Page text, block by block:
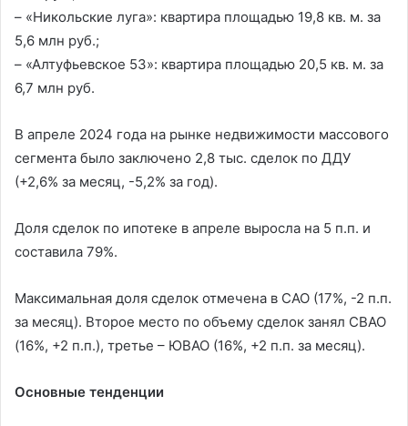
– «Никольские луга»: квартира площадью 19,8 кв. м. за
5,6 млн руб.;
– «Алтуфьевское 53»: квартира площадью 20,5 кв. м. за
6,7 млн руб.
В апреле 2024 года на рынке недвижимости массового
сегмента было заключено 2,8 тыс. сделок по ДДУ
(+2,6% за месяц, -5,2% за год).
Доля сделок по ипотеке в апреле выросла на 5 п.п. и
составила 79%.
Максимальная доля сделок отмечена в САО (17%, -2 п.п.
за месяц). Второе место по объему сделок занял СВАО
(16%, +2 п.п.), третье – ЮВАО (16%, +2 п.п. за месяц).
Основные тенденции